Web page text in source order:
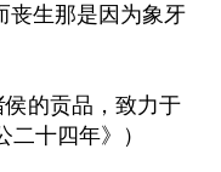
丧生那是因为象牙
的贡品，致力于
十四年》）